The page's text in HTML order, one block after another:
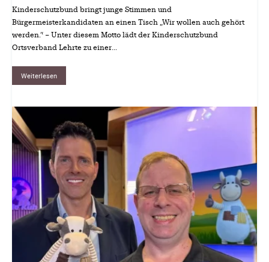
Kinderschutzbund bringt junge Stimmen und
Bürgermeisterkandidaten an einen Tisch „Wir wollen auch gehört
werden.“ – Unter diesem Motto lädt der Kinderschutzbund
Ortsverband Lehrte zu einer...
Weiterlesen